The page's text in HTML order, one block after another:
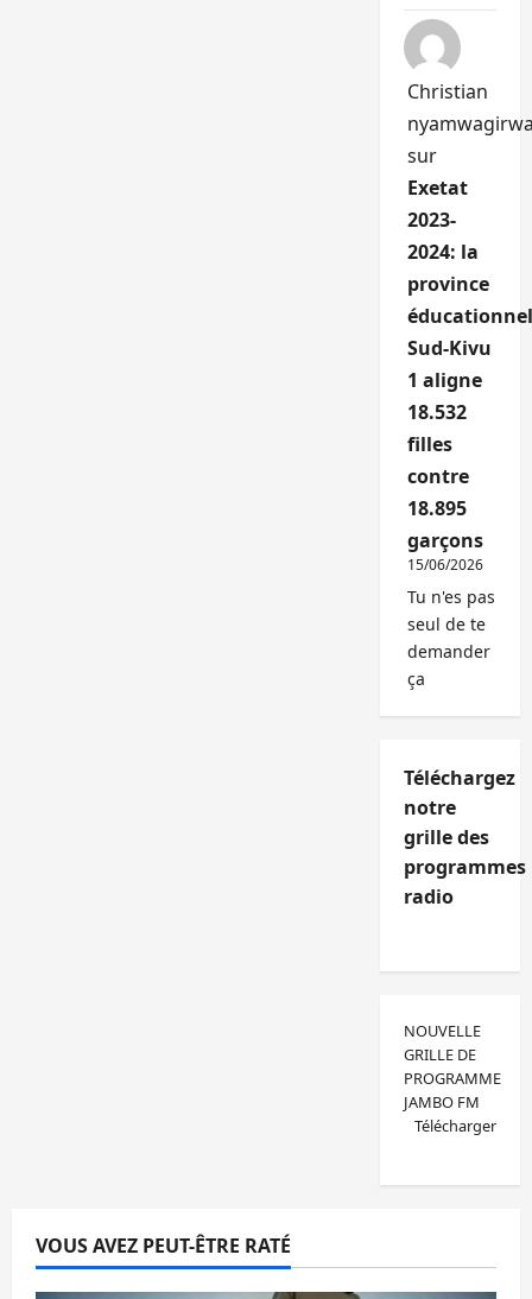
Christian
sur
Exetat
2023-
2024: la
province
Sud-Kivu
1 aligne
18.532
filles
contre
18.895
garçons
15/06/2026
Tu n'es pas
seul de te
demander
ça
Téléchargez
notre
grille des
programmes
radio
NOUVELLE
GRILLE DE
PROGRAMME
JAMBO FM
Télécharger
VOUS AVEZ PEUT-ÊTRE RATÉ